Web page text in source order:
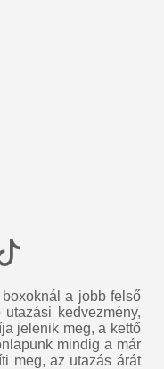
a jobb felső
kedvezmény,
jelenik meg, a kettő
mindig a már
meg, az utazás árát